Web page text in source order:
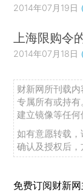
2014年07月19日
上海限购令
2014年07月18日
财新网所刊载
专属所有或持
建立镜像等任何
如有意愿转载
确认及授权后，
免费订阅财新